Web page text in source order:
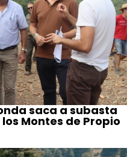
saca a subasta
Montes de Propio